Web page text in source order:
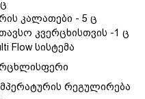
კალათები - 5 ც
კვერცხისთვის -1 ც
Flow სისტემა
რეგულირება